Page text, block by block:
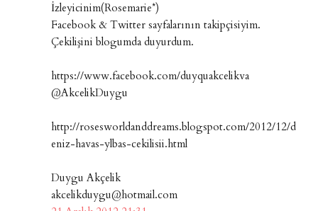
İzleyicinim(Rosemarie*)
Facebook & Twitter sayfalarının takipçisiyim.
Çekilişini blogumda duyurdum.
https://www.facebook.com/duyquakcelikva
@AkcelikDuygu
http://rosesworldanddreams.blogspot.com/2012/12/d
eniz-havas-ylbas-cekilisii.html
Duygu Akçelik
akcelikduygu@hotmail.com